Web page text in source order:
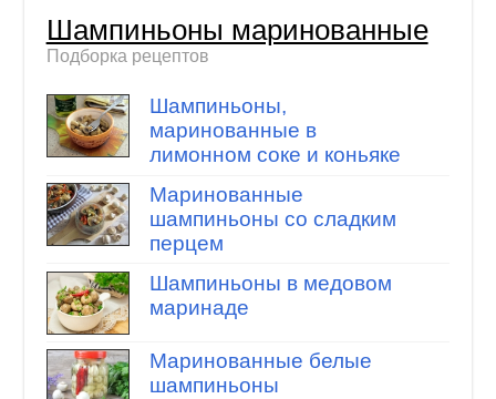
Шампиньоны маринованные
Подборка рецептов
Шампиньоны,
маринованные в
лимонном соке и коньяке
Маринованные
шампиньоны со сладким
перцем
Шампиньоны в медовом
маринаде
Маринованные белые
шампиньоны